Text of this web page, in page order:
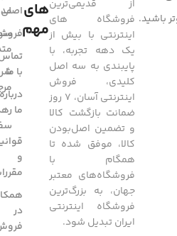
باشید.
از قدیمی‌ترین
فروشگاه های
اینترنتی با بیش از
یک دهه تجربه، با
پایبندی به سه اصل
کلیدی، فروش
اینترنتی آسان، 7 روز
ضمانت بازگشت کالا
و تضمین اصل‌بودن
کالا، موفق شده تا
همگام با
فروشگاه‌های معتبر
جهان، به بزرگ‌ترین
فروشگاه اینترنتی
ایران تبدیل شود.
های
مهم
اصلی
با ما
درباره
ما
مد
و
در